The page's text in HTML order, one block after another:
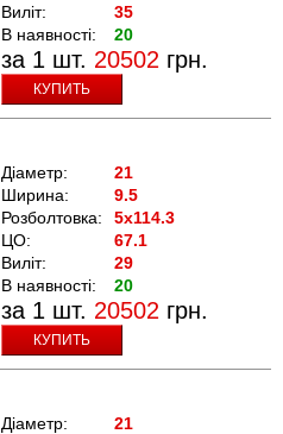
Виліт:
35
В наявності:
20
за 1 шт. 20502 грн.
КУПИТЬ
Діаметр:
21
Ширина:
9.5
Розболтовка:
5x114.3
ЦО:
67.1
Виліт:
29
В наявності:
20
за 1 шт. 20502 грн.
КУПИТЬ
Діаметр:
21